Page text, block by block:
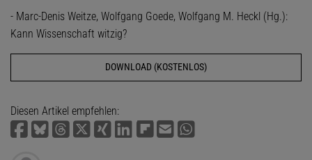
- Marc-Denis Weitze, Wolfgang Goede, Wolfgang M. Heckl (Hg.):
Kann Wissenschaft witzig?
DOWNLOAD (KOSTENLOS)
Diesen Artikel empfehlen: